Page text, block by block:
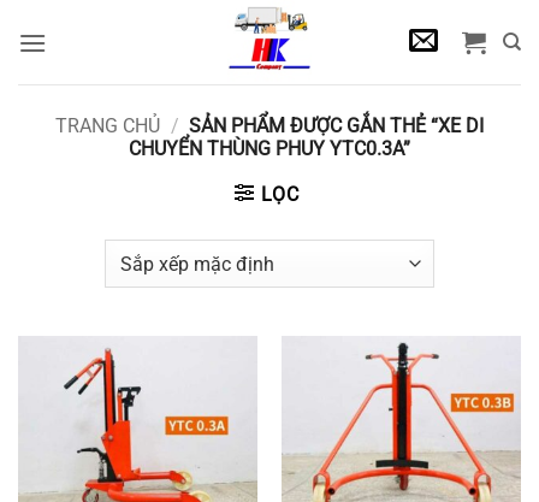
qua
TRANG CHỦ / SẢN PHẨM ĐƯỢC GẮN THẺ “XE DI
CHUYỂN THÙNG PHUY YTC0.3A”
LỌC